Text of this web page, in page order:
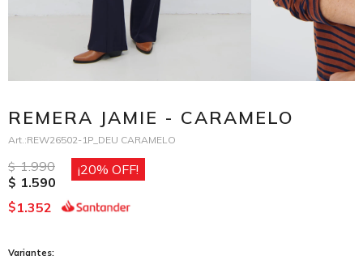
REMERA JAMIE - CARAMELO
REW26502-1P_DEU CARAMELO
$ 1.990
$ 1.590
20
$1.352
Variantes: